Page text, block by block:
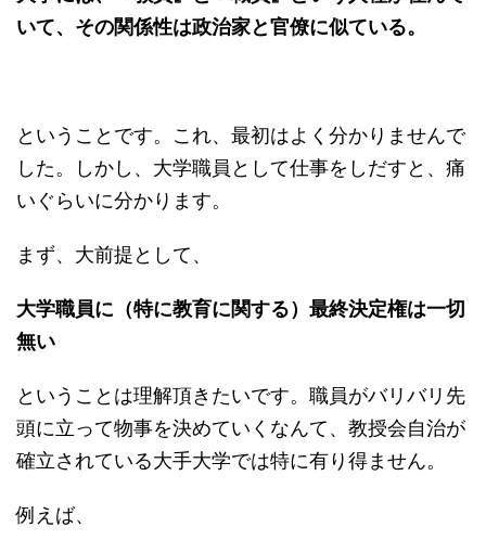
いて、その関係性は政治家と官僚に似ている。
ということです。これ、最初はよく分かりませんで
した。しかし、大学職員として仕事をしだすと、痛
いぐらいに分かります。
まず、大前提として、
大学職員に（特に教育に関する）最終決定権は一切
無い
ということは理解頂きたいです。職員がバリバリ先
頭に立って物事を決めていくなんて、教授会自治が
確立されている大手大学では特に有り得ません。
例えば、